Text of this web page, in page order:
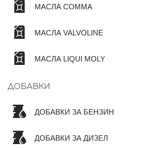
МАСЛА COMMA
МАСЛА VALVOLINE
МАСЛА LIQUI MOLY
ДОБАВКИ
ДОБАВКИ ЗА БЕНЗИН
ДОБАВКИ ЗА ДИЗЕЛ